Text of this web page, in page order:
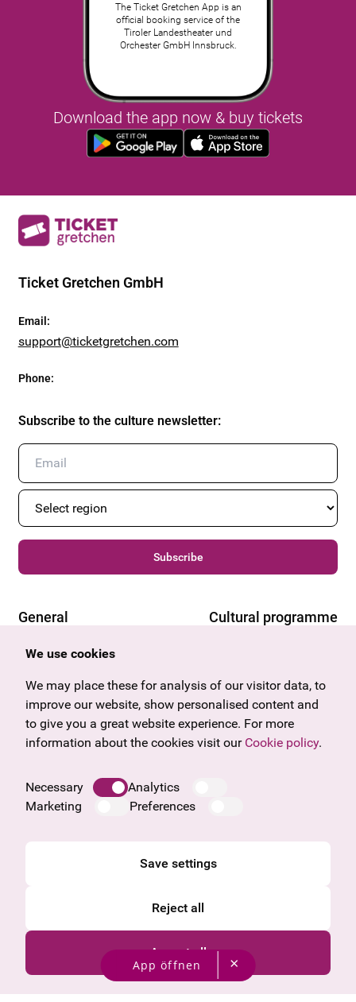
The Ticket Gretchen App is an
official booking service of the
Tiroler Landestheater und
Orchester GmbH Innsbruck.
Download the app now & buy tickets
Ticket Gretchen GmbH
Email :
support@ticketgretchen.com
Phone:
Subscribe to the culture newsletter:
Subscribe
General
Offers & News
Gift voucher
Frequently asked questions
Legal notice
Data protection information
Cultural programme
Vorarlberg
Burgenland
Salzburg
Upper Austria
We use cookies
We may place these for analysis of our visitor data, to
improve our website, show personalised content and
to give you a great website experience. For more
information about the cookies visit our Cookie policy.
Necessary
Analytics
Marketing
Preferences
Save settings
Reject all
Accept all